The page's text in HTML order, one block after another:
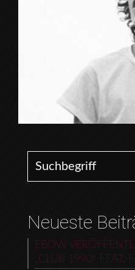
Search for:
Neueste
EBOW
„CLUB 1990“ FEAT.